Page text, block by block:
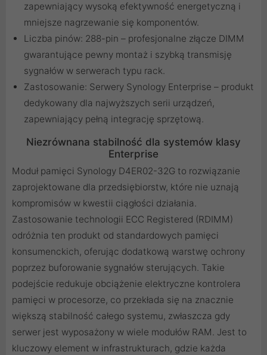
zapewniający wysoką efektywność energetyczną i
mniejsze nagrzewanie się komponentów.
Liczba pinów: 288-pin – profesjonalne złącze DIMM
gwarantujące pewny montaż i szybką transmisję
sygnałów w serwerach typu rack.
Zastosowanie: Serwery Synology Enterprise – produkt
dedykowany dla najwyższych serii urządzeń,
zapewniający pełną integrację sprzętową.
Niezrównana stabilność dla systemów klasy
Enterprise
Moduł pamięci Synology D4ER02-32G to rozwiązanie
zaprojektowane dla przedsiębiorstw, które nie uznają
kompromisów w kwestii ciągłości działania.
Zastosowanie technologii ECC Registered (RDIMM)
odróżnia ten produkt od standardowych pamięci
konsumenckich, oferując dodatkową warstwę ochrony
poprzez buforowanie sygnałów sterujących. Takie
podejście redukuje obciążenie elektryczne kontrolera
pamięci w procesorze, co przekłada się na znacznie
większą stabilność całego systemu, zwłaszcza gdy
serwer jest wyposażony w wiele modułów RAM. Jest to
kluczowy element w infrastrukturach, gdzie każda